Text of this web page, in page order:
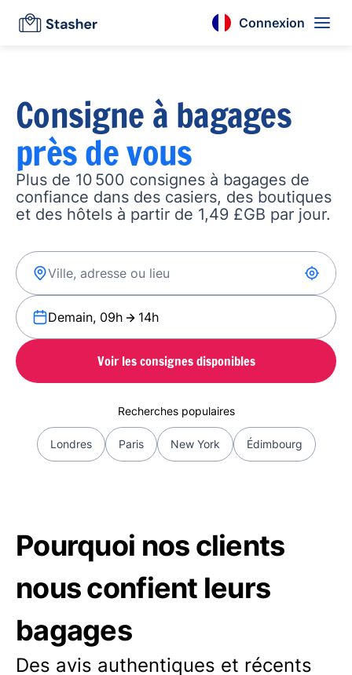
Connexion
Consigne à bagages
près de vous
Plus de 10 500 consignes à bagages de
confiance dans des casiers, des boutiques
et des hôtels à partir de 1,49 £GB par jour.
Demain, 09h 14h
Voir les consignes disponibles
Recherches populaires
Londres Paris New York Édimbourg
Pourquoi nos clients
nous confient leurs
bagages
Des avis authentiques et récents